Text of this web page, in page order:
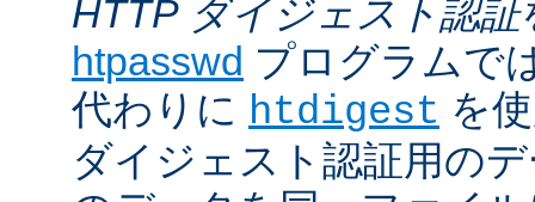
HTTP ダイジェスト認証
htpasswd プログラムで
代わりに htdigest を
ダイジェスト認証用の